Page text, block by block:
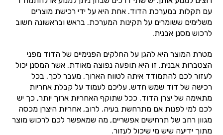
עם תקלות במערכת הדוד. אחת היא על ידי רכישת מוצרים
משלימים ששומרים על תקינות המערכת. בראש ובראשונה חשוב
לרכוש מסנן אבנית.
מטרת המוצר היא להגן על החלקים הפנימיים של הדוד מפני
הצטברות אבנית. זו היא תופעה נפוצה מאודת, אשר המסנן יכול
לעזור לכם להתמודד איתה לטווח הארוך. מעבר לכך, בכל
רכישה של דוד שמש חדש, עליכם לעמוד על קבלת אחריות
מתאימה של יצרן הדוד. ככל שתוקף האחריות ארוך יותר, כך יש
לכם למי לפנות אם מתרחשת בעיה. לרוב, אחריות היצרן מכסה
מגוון רחב של תרחישים אפשריים, מה שמאפשר לכם לרכוש מוצר
מתוך ידיעה שיש מי שיכול לעזור.